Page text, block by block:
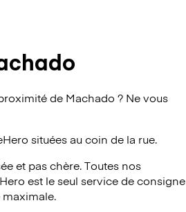
de Machado ? Ne vous
situées au coin de la rue.
et pas chère. Toutes nos
est le seul service de consigne